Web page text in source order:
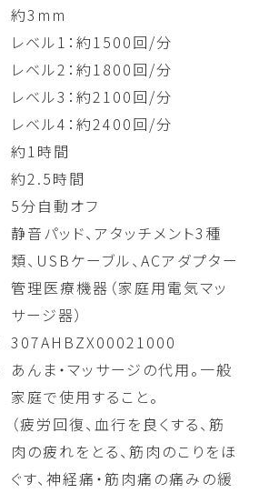
約3mm
レベル1：約1500回/分
レベル2：約1800回/分
レベル3：約2100回/分
レベル4：約2400回/分
約1時間
約2.5時間
5分自動オフ
静音パッド、アタッチメント3種
類、USBケーブル、ACアダプター
管理医療機器（家庭用電気マッ
サージ器）
307AHBZX00021000
あんま・マッサージの代用。一般
家庭で使用すること。
（疲労回復、血行を良くする、筋
肉の疲れをとる、筋肉のこりをほ
ぐす、神経痛・筋肉痛の痛みの緩